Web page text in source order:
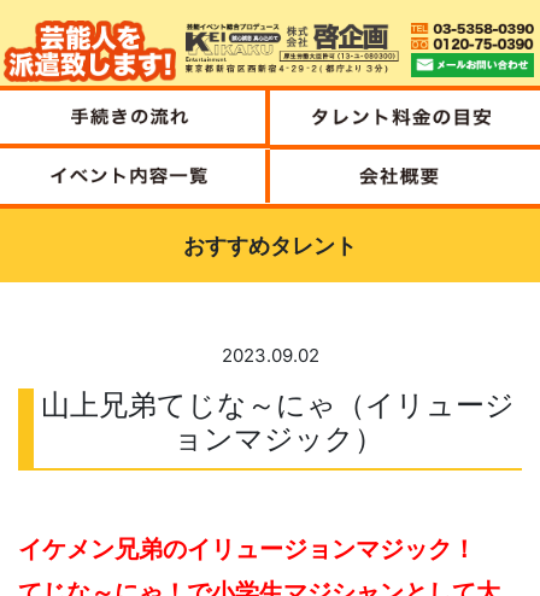
おすすめタレント
2023.09.02
山上兄弟てじな～にゃ（イリュージ
ョンマジック）
イケメン兄弟のイリュージョンマジック！